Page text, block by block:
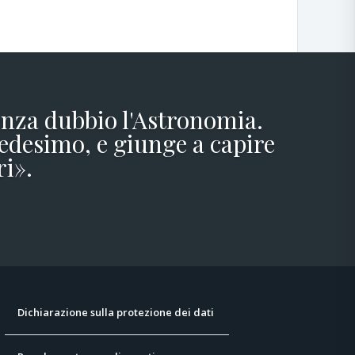
dubbio l'Astronomia.
e giunge a capire
Dichiarazione sulla protezione dei dati